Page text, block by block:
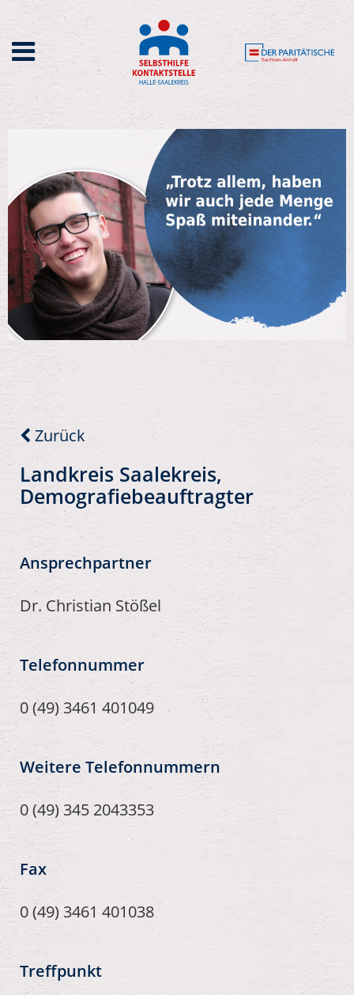
Zurück
Landkreis Saalekreis,
Demografiebeauftragter
Ansprechpartner
Dr. Christian Stößel
Telefonnummer
0 (49) 3461 401049
Weitere Telefonnummern
0 (49) 345 2043353
Fax
0 (49) 3461 401038
Treffpunkt